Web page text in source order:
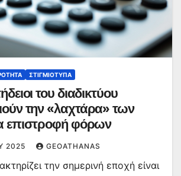
ΣΤΙΓΜΙΌΤΥΠΑ
του διαδικτύου
την «λαχτάρα» των
επιστροφή φόρων
2025 GEOATHANAS
την σημερινή εποχή είναι